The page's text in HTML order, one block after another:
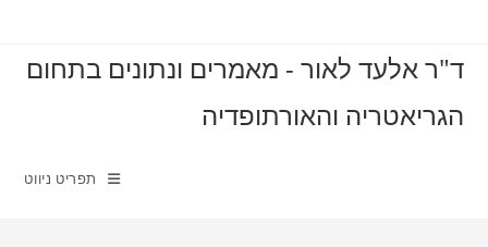
content
ד"ר אלעד לאור - מאמרים ונתונים בתחום
הגריאטריה והאורתופדיה
תפריט ניווט